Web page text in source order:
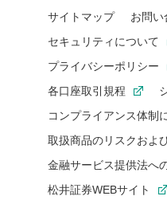
サイトマップ
お問い
セキュリティについて
プライバシーポリシー
各口座取引規程
コンプライアンス体制
取扱商品のリスクおよ
金融サービス提供法へ
松井証券WEBサイト